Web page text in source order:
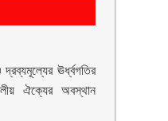
ঊর্ধ্বগতির
ঐক্যের অবস্থান